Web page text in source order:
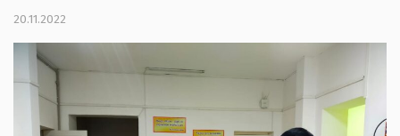
20.11.2022